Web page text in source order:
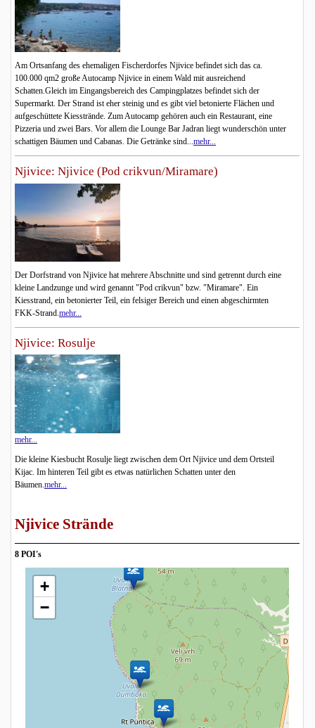
Am Ortsanfang des ehemaligen Fischerdorfes Njivice befindet sich das ca.
100.000 qm2 große Autocamp Njivice in einem Wald mit ausreichend
Schatten.Gleich im Eingangsbereich des Campingplatzes befindet sich der
Supermarkt. Der Strand ist eher steinig und es gibt viel betonierte Flächen und
aufgeschüttete Kiesstrände. Zum Autocamp gehören auch ein Restaurant, eine
Pizzeria und zwei Bars. Vor allem die Lounge Bar Jadran liegt wunderschön unter
schattigen Bäumen und Cabanas. Die Getränke sind...mehr...
Njivice: Njivice (Pod crikvun/Miramare)
Der Dorfstrand von Njivice hat mehrere Abschnitte und sind getrennt durch eine
kleine Landzunge und wird genannt "Pod crikvun" bzw. "Miramare". Ein
Kiesstrand, ein betonierter Teil, ein felsiger Bereich und einen abgeschirmten
FKK-Strand. mehr...
Njivice: Rosulje
mehr...
Die kleine Kiesbucht Rosulje liegt zwischen dem Ort Njivice und dem Ortsteil
Kijac. Im hinteren Teil gibt es etwas natürlichen Schatten unter den
Bäumen.mehr...
Njivice Strände
8 POI's
+
−